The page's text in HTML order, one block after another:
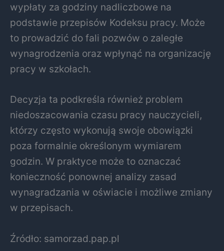
wypłaty za godziny nadliczbowe na
podstawie przepisów Kodeksu pracy. Może
to prowadzić do fali pozwów o zaległe
wynagrodzenia oraz wpłynąć na organizację
pracy w szkołach.
Decyzja ta podkreśla również problem
niedoszacowania czasu pracy nauczycieli,
którzy często wykonują swoje obowiązki
poza formalnie określonym wymiarem
godzin. W praktyce może to oznaczać
konieczność ponownej analizy zasad
wynagradzania w oświacie i możliwe zmiany
w przepisach.
Źródło: samorzad.pap.pl